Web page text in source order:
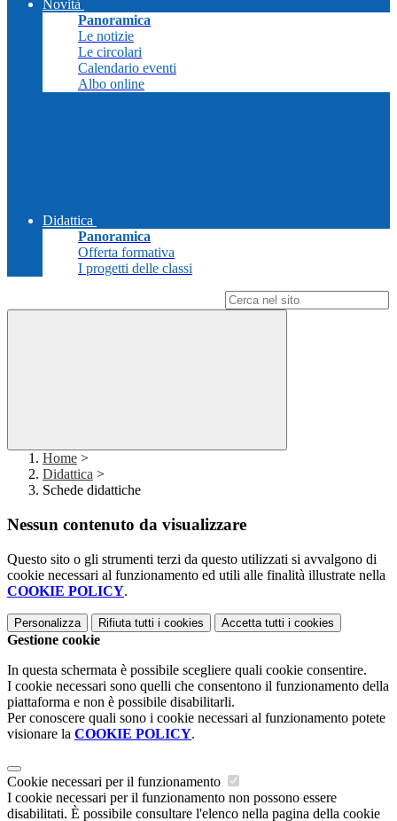
Novità
Panoramica
Le notizie
Le circolari
Calendario eventi
Albo online
Didattica
Panoramica
Offerta formativa
I progetti delle classi
Home >
Didattica >
Schede didattiche
Nessun contenuto da visualizzare
Questo sito o gli strumenti terzi da questo utilizzati si avvalgono di
cookie necessari al funzionamento ed utili alle finalità illustrate nella
COOKIE POLICY.
Personalizza Rifiuta tutti i cookies Accetta tutti i cookies
Gestione cookie
In questa schermata è possibile scegliere quali cookie consentire.
I cookie necessari sono quelli che consentono il funzionamento della
piattaforma e non è possibile disabilitarli.
Per conoscere quali sono i cookie necessari al funzionamento potete
visionare la COOKIE POLICY.
Cookie necessari per il funzionamento
I cookie necessari per il funzionamento non possono essere
disabilitati. È possibile consultare l'elenco nella pagina della cookie